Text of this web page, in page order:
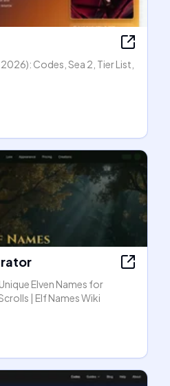
Codes, Sea 2, Tier List,
Elven Names for
| Elf Names Wiki